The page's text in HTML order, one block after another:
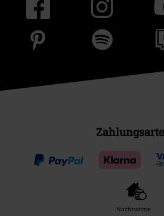
Nachhaltigkeit
Jobs bei EMP
Community